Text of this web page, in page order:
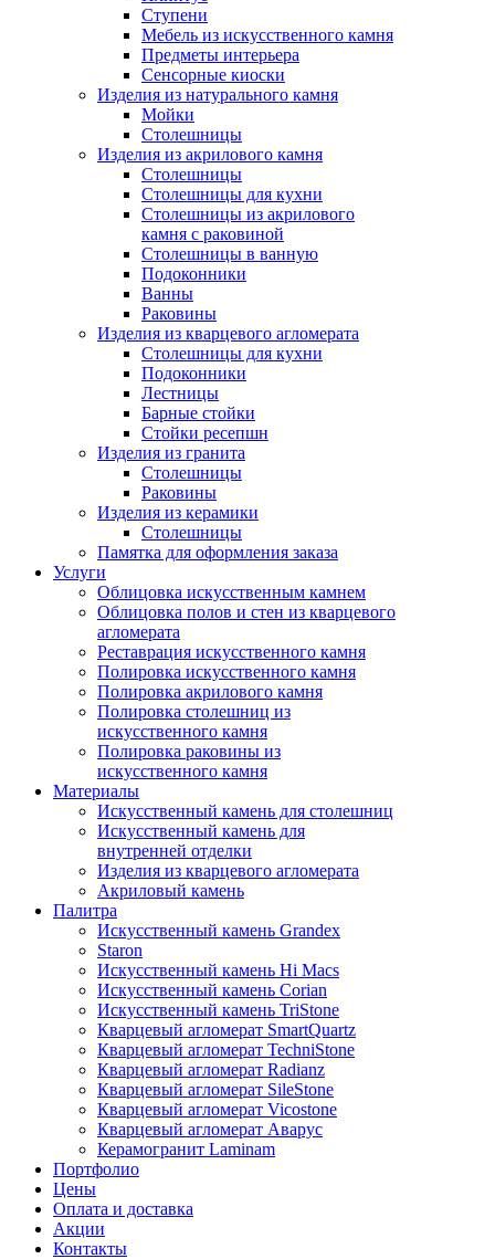
Ступени
Мебель из искусственного камня
Предметы интерьера
Сенсорные киоски
Изделия из натурального камня
Мойки
Столешницы
Изделия из акрилового камня
Столешницы
Столешницы для кухни
Столешницы из акрилового
камня с раковиной
Столешницы в ванную
Подоконники
Ванны
Раковины
Изделия из кварцевого агломерата
Столешницы для кухни
Подоконники
Лестницы
Барные стойки
Стойки ресепшн
Изделия из гранита
Столешницы
Раковины
Изделия из керамики
Столешницы
Памятка для оформления заказа
Услуги
Облицовка искусственным камнем
Облицовка полов и стен из кварцевого
агломерата
Реставрация искусственного камня
Полировка искусственного камня
Полировка акрилового камня
Полировка столешниц из
искусственного камня
Полировка раковины из
искусственного камня
Материалы
Искусственный камень для столешниц
Искусственный камень для
внутренней отделки
Изделия из кварцевого агломерата
Акриловый камень
Палитра
Искусственный камень Grandex
Staron
Искусственный камень Hi Macs
Искусственный камень Corian
Искусственный камень TriStone
Кварцевый агломерат SmartQuartz
Кварцевый агломерат TechniStone
Кварцевый агломерат Radianz
Кварцевый агломерат SileStone
Кварцевый агломерат Vicostone
Кварцевый агломерат Аварус
Керамогранит Laminam
Портфолио
Цены
Оплата и доставка
Акции
Контакты